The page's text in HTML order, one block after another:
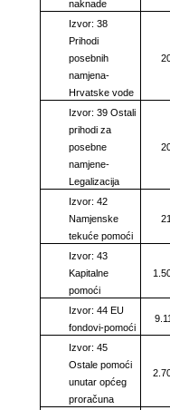
naknade
Izvor: 38
Prihodi
posebnih
namjena-
Hrvatske vode
Izvor: 39 Ostali
prihodi za
posebne
namjene-
Legalizacija
Izvor: 42
Namjenske
tekuće pomoći
Izvor: 43
Kapitalne
pomoći
Izvor: 44 EU
fondovi-pomoći
Izvor: 45
Ostale pomoći
unutar općeg
proračuna